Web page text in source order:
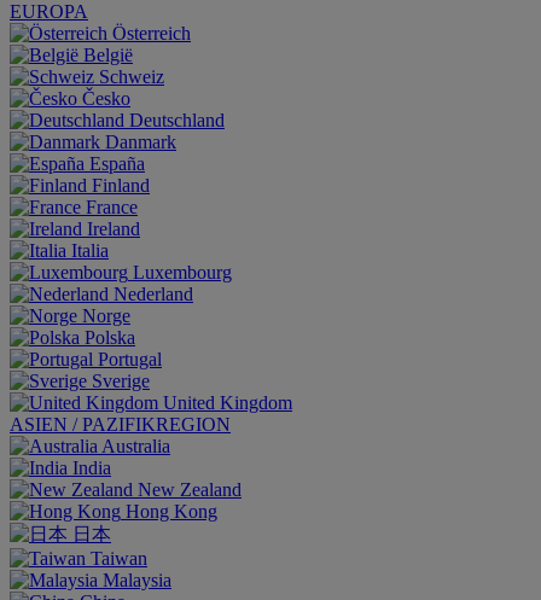
EUROPA
Österreich
België
Schweiz
Česko
Deutschland
Danmark
España
Finland
France
Ireland
Italia
Luxembourg
Nederland
Norge
Polska
Portugal
Sverige
United Kingdom
ASIEN / PAZIFIKREGION
Australia
India
New Zealand
Hong Kong
日本
Taiwan
Malaysia